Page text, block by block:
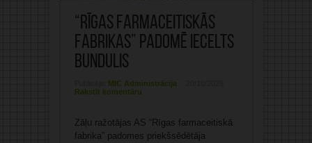
“Rīgas farmaceitiskās
fabrikas” padomē iecelts
Bundulis
MIC Administrācija
Rakstīt komentāru
Zāļu ražotājas AS “Rīgas farmaceitiskā
fabrika” padomes priekšsēdētāja